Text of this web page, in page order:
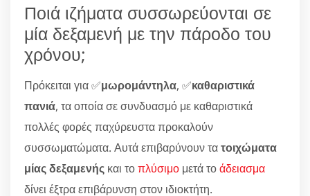
Ποιά ιζήματα συσσωρεύονται σε
μία δεξαμενή με την πάροδο του
χρόνου;
Πρόκειται για ✅μωρομάντηλα, ✅καθαριστικά
πανιά, τα οποία σε συνδυασμό με καθαριστικά
πολλές φορές παχύρευστα προκαλούν
συσσωματώματα. Αυτά επιβαρύνουν τατοιχώματα
μίας δεξαμενής και τοπλύσιμο μετά τοάδειασμα
δίνει έξτρα επιβάρυνση στον ιδιοκτήτη.